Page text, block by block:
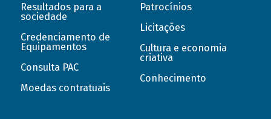
Resultados para a
sociedade
Credenciamento de
Equipamentos
Consulta PAC
Moedas contratuais
Patrocínios
Licitações
Cultura e economia
criativa
Conhecimento